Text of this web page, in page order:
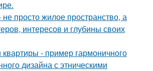
не просто жилое пространство, а
интересов и глубины своих
квартиры - пример гармоничного
дизайна с этническими